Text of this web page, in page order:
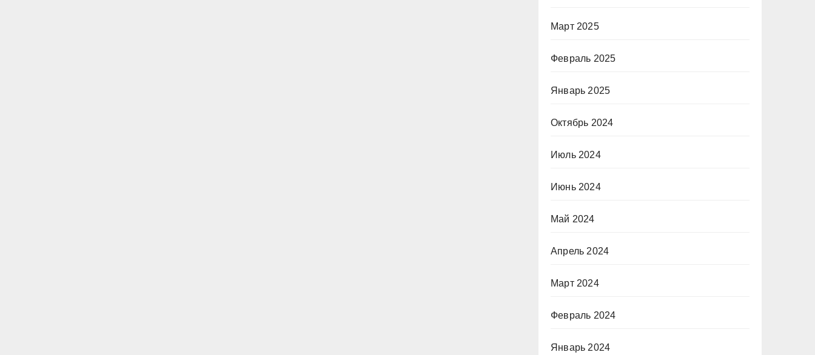
Март 2025
Февраль 2025
Январь 2025
Октябрь 2024
Июль 2024
Июнь 2024
Май 2024
Апрель 2024
Март 2024
Февраль 2024
Январь 2024